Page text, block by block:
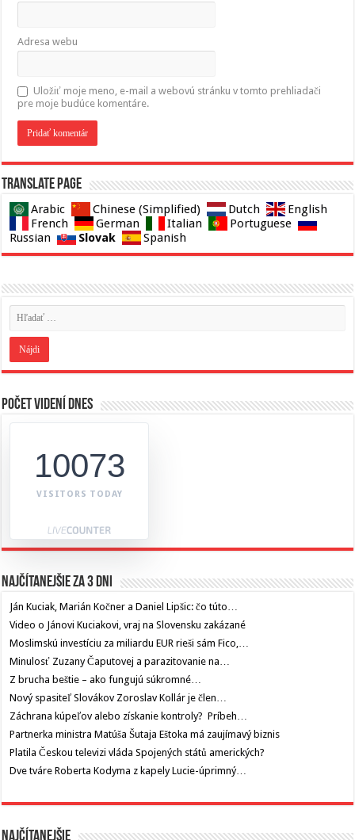
Adresa webu
Uložiť moje meno, e-mail a webovú stránku v tomto prehliadači
pre moje budúce komentáre.
Translate page
Arabic Chinese (Simplified) Dutch
English
French
German Italian
Portuguese
Russian
Slovak Spanish
Počet videní dnes
10073
VISITORS TODAY
Najčítanejšie za 3 dni
Ján Kuciak, Marián Kočner a Daniel Lipšic: čo túto…
Video o Jánovi Kuciakovi, vraj na Slovensku zakázané
Moslimskú investíciu za miliardu EUR rieši sám Fico,…
Minulosť Zuzany Čaputovej a parazitovanie na…
Z brucha beštie – ako fungujú súkromné…
Nový spasiteľ Slovákov Zoroslav Kollár je člen…
Záchrana kúpeľov alebo získanie kontroly? Príbeh…
Partnerka ministra Matúša Šutaja Eštoka má zaujímavý biznis
Platila Českou televizi vláda Spojených států amerických?
Dve tváre Roberta Kodyma z kapely Lucie-úprimný…